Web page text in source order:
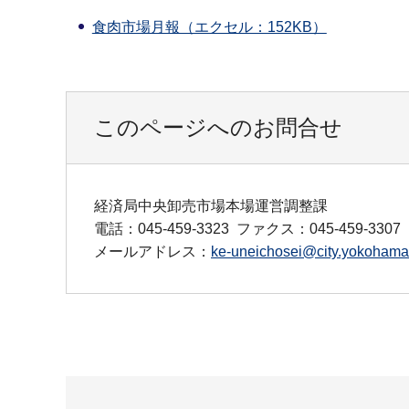
食肉市場月報（エクセル：152KB）
このページへのお問合せ
経済局中央卸売市場本場運営調整課
電話：045-459-3323 ファクス：045-459-3307
メールアドレス： ke-